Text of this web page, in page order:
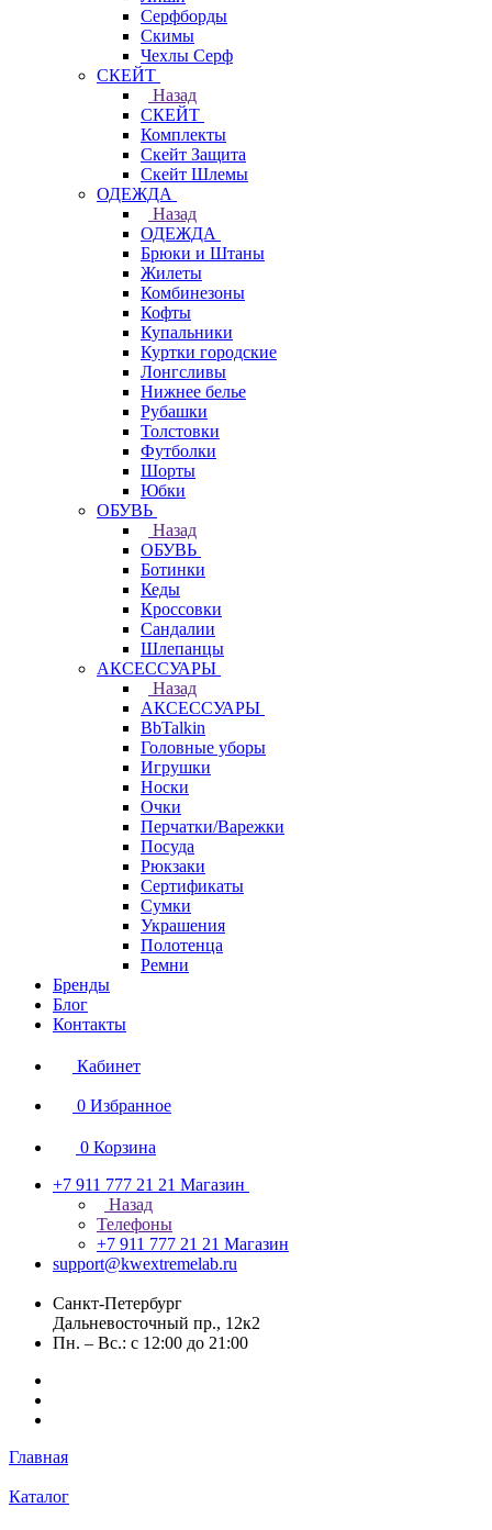
Серфборды
Скимы
Чехлы Cерф
СКЕЙТ
Назад
СКЕЙТ
Комплекты
Скейт Защита
Скейт Шлемы
ОДЕЖДА
Назад
ОДЕЖДА
Брюки и Штаны
Жилеты
Комбинезоны
Кофты
Купальники
Куртки городские
Лонгсливы
Нижнее белье
Рубашки
Толстовки
Футболки
Шорты
Юбки
ОБУВЬ
Назад
ОБУВЬ
Ботинки
Кеды
Кроссовки
Сандалии
Шлепанцы
АКСЕССУАРЫ
Назад
АКСЕССУАРЫ
BbTalkin
Головные уборы
Игрушки
Носки
Очки
Перчатки/Варежки
Посуда
Рюкзаки
Сертификаты
Сумки
Украшения
Полотенца
Ремни
Бренды
Блог
Контакты
Кабинет
0 Избранное
0 Корзина
+7 911 777 21 21 Магазин
Назад
Телефоны
+7 911 777 21 21 Магазин
support@kwextremelab.ru
Санкт-Петербург
Дальневосточный пр., 12к2
Пн. – Вс.: с 12:00 до 21:00
Главная
Каталог